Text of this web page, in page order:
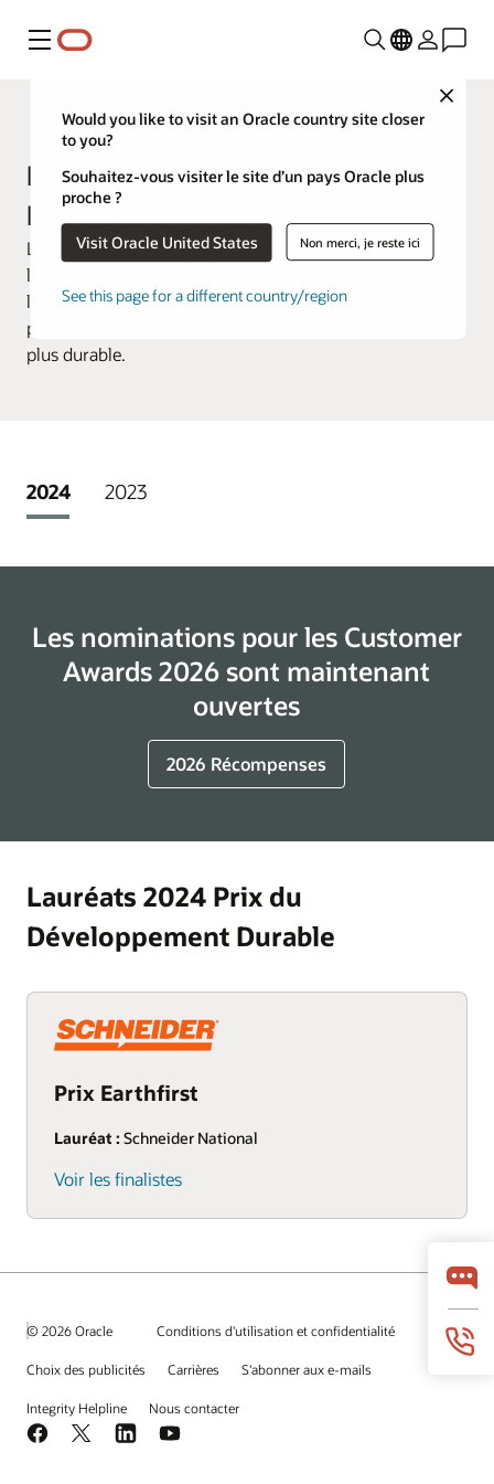
Menu
Close
Would you like to visit an Oracle country site closer
to you?
Souhaitez-vous visiter le site d’un pays Oracle plus
proche ?
Visit Oracle United States Non merci, je reste ici
See this page for a different country/region
Customer Awards
Lauréats précédents Prix du
Développement durable
Le Prix du Développement Durable d'Oracle récompense
les clients qui utilisent les solutions Oracle pour intégrer
la durabilité dans leurs opérations, avancer vers leurs
propres objectifs de durabilité et construire un avenir
plus durable.
2024 2023
Les nominations pour les Customer
Awards 2026 sont maintenant
ouvertes
2026 Récompenses
Lauréats 2024 Prix du
Développement Durable
Prix Earthfirst
Lauréat : Schneider National
Voir les finalistes
© 2026 Oracle Conditions d'utilisation et confidentialité
Choix des publicités Carrières S'abonner aux e-mails
Integrity Helpline Nous contacter
Facebook
X LinkedInYouTube